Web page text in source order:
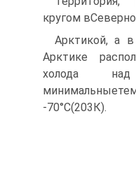
кругом
Арктикой, а
Арктике
холода над
-70°С(203К).